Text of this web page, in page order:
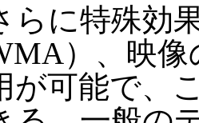
に特殊効
）、映
が可能で、